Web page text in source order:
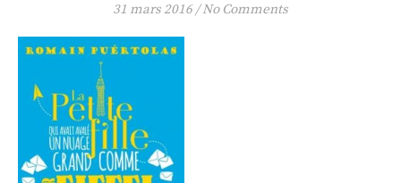
31 mars 2016/ No Comments